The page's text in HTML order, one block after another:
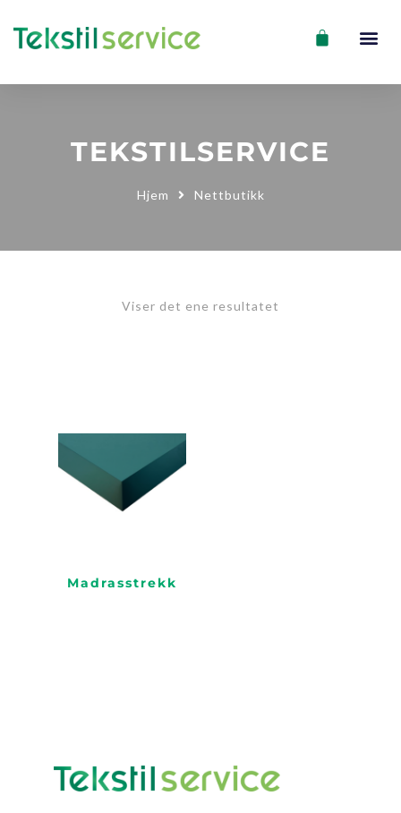
TEKSTILSERVICE
Hjem Nettbutikk
Viser det ene resultatet
Madrasstrekk